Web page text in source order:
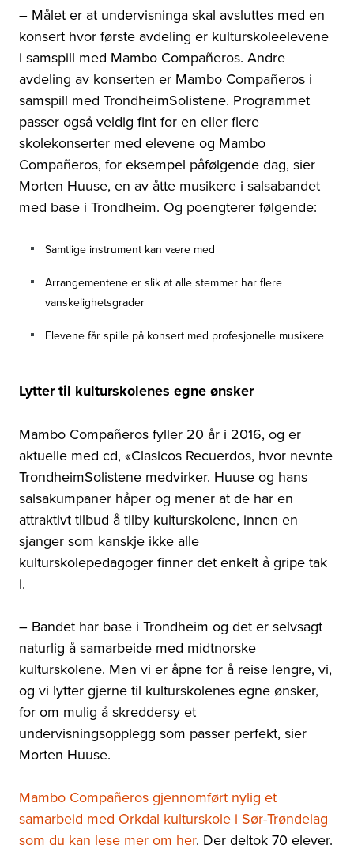
– Målet er at undervisninga skal avsluttes med en
konsert hvor første avdeling er kulturskoleelevene
i samspill med Mambo Compañeros. Andre
avdeling av konserten er Mambo Compañeros i
samspill med TrondheimSolistene. Programmet
passer også veldig fint for en eller flere
skolekonserter med elevene og Mambo
Compañeros, for eksempel påfølgende dag, sier
Morten Huuse, en av åtte musikere i salsabandet
med base i Trondheim. Og poengterer følgende:
Samtlige instrument kan være med
Arrangementene er slik at alle stemmer har flere
vanskelighetsgrader
Elevene får spille på konsert med profesjonelle musikere
Lytter til kulturskolenes egne ønsker
Mambo Compañeros fyller 20 år i 2016, og er
aktuelle med cd, «Clasicos Recuerdos, hvor nevnte
TrondheimSolistene medvirker. Huuse og hans
salsakumpaner håper og mener at de har en
attraktivt tilbud å tilby kulturskolene, innen en
sjanger som kanskje ikke alle
kulturskolepedagoger finner det enkelt å gripe tak
i.
– Bandet har base i Trondheim og det er selvsagt
naturlig å samarbeide med midtnorske
kulturskolene. Men vi er åpne for å reise lengre, vi,
og vi lytter gjerne til kulturskolenes egne ønsker,
for om mulig å skreddersy et
undervisningsopplegg som passer perfekt, sier
Morten Huuse.
Mambo Compañeros gjennomført nylig et
samarbeid med Orkdal kulturskole i Sør-Trøndelag
som du kan lese mer om her. Der deltok 70 elever.